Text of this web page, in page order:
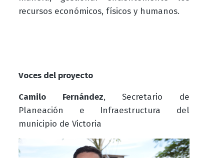
recursos económicos, físicos y humanos.
Voces del proyecto
Camilo Fernández, Secretario de
Planeación e Infraestructura del
municipio de Victoria